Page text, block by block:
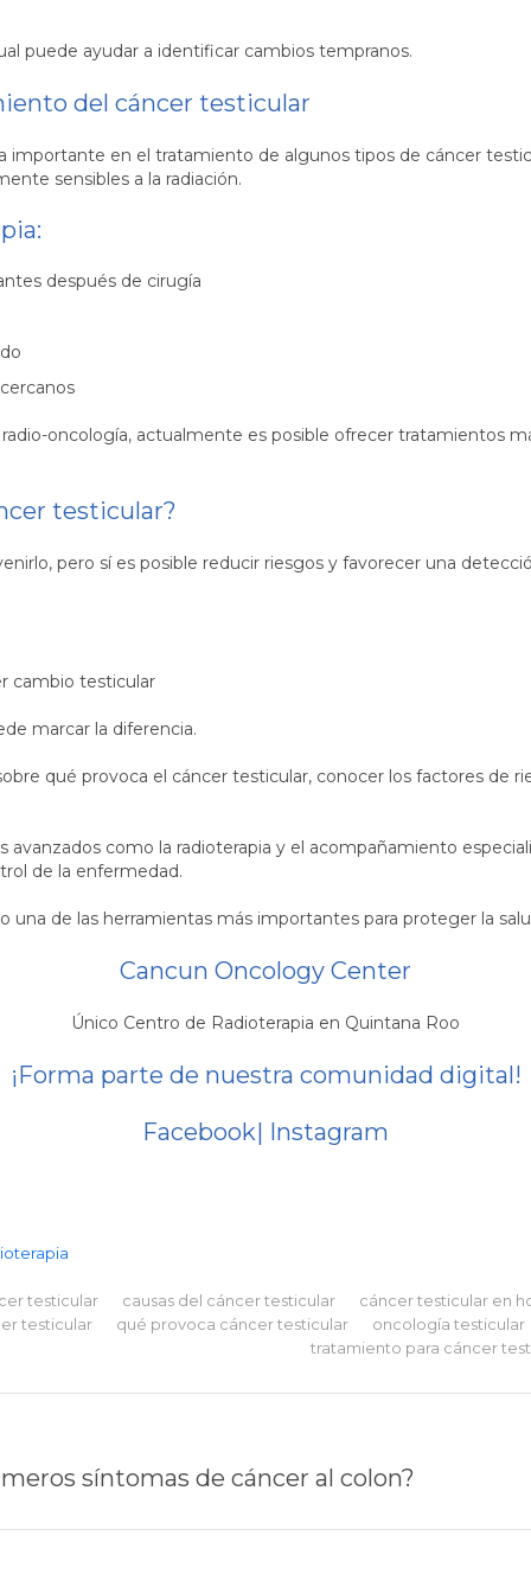
puede ayudar a identificar cambios tempranos.
del cáncer testicular
importante en el tratamiento de algunos tipos de cáncer
sensibles a la radiación.
después de cirugía
oncología, actualmente es posible ofrecer tratamientos
testicular?
pero sí es posible reducir riesgos y favorecer una
cambio testicular
marcar la diferencia.
qué provoca el cáncer testicular, conocer los factores de
como la radioterapia y el acompañamiento
de la enfermedad.
una de las herramientas más importantes para proteger la
Cancun Oncology Center
Único Centro de Radioterapia en Quintana Roo
¡Forma parte de nuestra comunidad digital!
Facebook| Instagram
cáncer testicular en
causas del cáncer testicular
testicular
oncología testicular
qué provoca cáncer testicular
testicular
tratamiento para cáncer
síntomas de cáncer al colon?